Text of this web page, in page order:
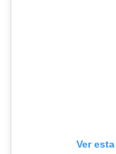
Ver